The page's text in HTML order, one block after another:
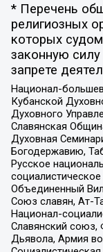
* Перечень
религиозных
которых
законную
запрете
Национал-
Кубанской
Духовного
Славянская
Духовная
Богодержавию,
Русское
Объединенный
Союз славян, Ат-
Национал-
Славянский союз,
Дьявола, Армия